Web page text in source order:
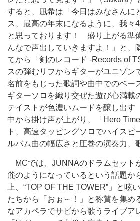
すると、凪希は「今日はみなさんに
ス、最高の年末になるように、我々
と思っております！ 盛り上がる
んなで声出していきますよ！」と、
てから「剣のレコード -Records of
スの弾むリフからギターがユニゾン
名前をもじった歌詞や曲中でのベー
ギターソロを織り交ぜた遊び心満載
テイストが色濃いムードを醸し出す
中から掛け声が上がり、「Hero
ト、高速タッピングソロでハイスピ
ルバム曲の幅広さと圧巻の演奏力、
MCでは、JUNNAのドラムセット
麓のようになっているという話題か
上、“TOP OF THE TOWER”」と呟
たちから「おぉ～！」と称賛を集め
なアカペラでサビから歌うライブア